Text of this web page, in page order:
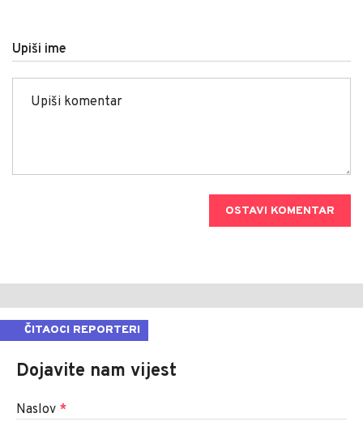
Upiši ime
OSTAVI KOMENTAR
ČITAOCI REPORTERI
Dojavite nam vijest
Naslov *